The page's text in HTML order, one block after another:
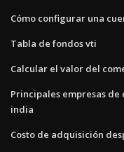
Cómo configurar una
Tabla de fondos vti
Calcular el valor del
Principales empresas
india
Costo de adquisición